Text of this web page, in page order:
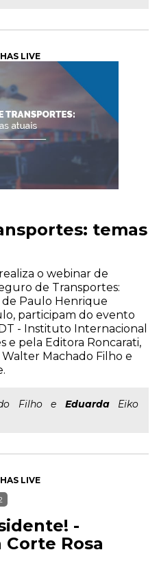
LIVE
temas
o webinar de
de Transportes:
de Paulo Henrique
participam do evento
- Instituto Internacional
e pela Editora Roncarati,
Machado Filho e
Filho e EduardaEiko
LIVE
-
Rosa